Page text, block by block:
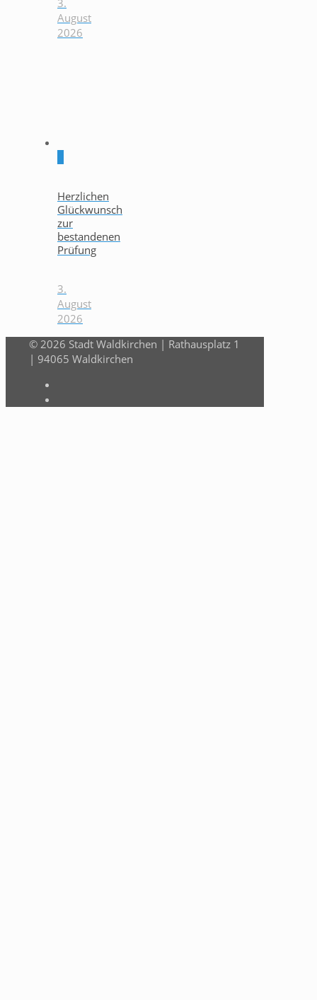
August
2026
Herzlichen
Glückwunsch
zur
bestandenen
Prüfung
3.
August
2026
© 2026 Stadt Waldkirchen | Rathausplatz 1
| 94065 Waldkirchen